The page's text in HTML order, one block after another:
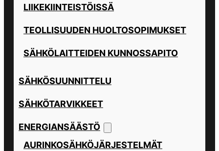
LIIKEKIINTEISTÖISSÄ
TEOLLISUUDEN HUOLTOSOPIMUKSET
SÄHKÖLAITTEIDEN KUNNOSSAPITO
SÄHKÖSUUNNITTELU
SÄHKÖTARVIKKEET
ENERGIANSÄÄSTÖ
AURINKOSÄHKÖJÄRJESTELMÄT